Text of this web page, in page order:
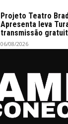
Projeto Teatro
Apresenta leva
transmissão
06/08/2026